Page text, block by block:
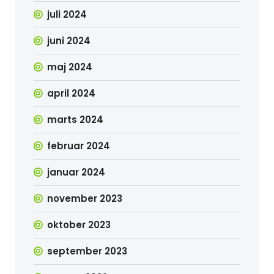
juli 2024
juni 2024
maj 2024
april 2024
marts 2024
februar 2024
januar 2024
november 2023
oktober 2023
september 2023